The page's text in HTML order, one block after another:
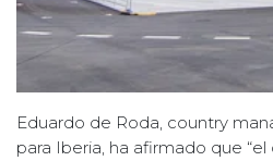
Eduardo de Roda, country
para Iberia, ha afirmado que